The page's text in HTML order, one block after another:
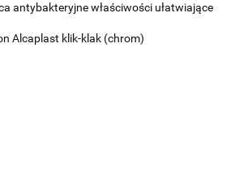
antybakteryjne właściwości ułatwiające
Alcaplast klik-klak (chrom)